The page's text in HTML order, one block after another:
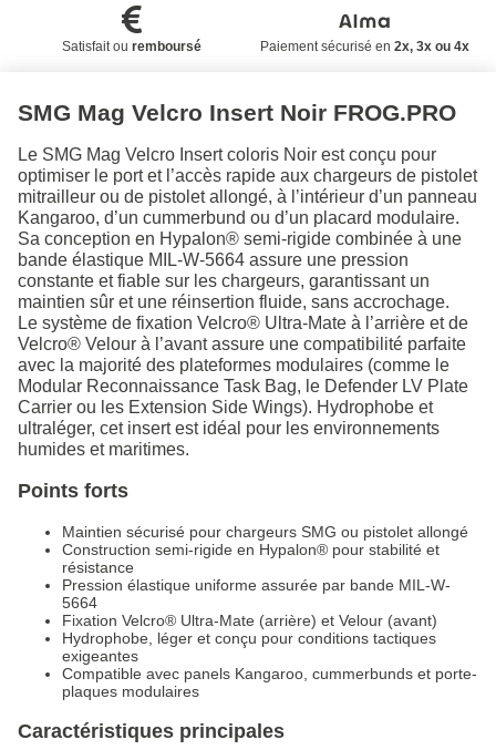
Satisfait ou remboursé Paiement sécurisé en 2x, 3x ou 4x
SMG Mag Velcro Insert Noir FROG.PRO
Le SMG Mag Velcro Insert coloris Noir est conçu pour
optimiser le port et l’accès rapide aux chargeurs de pistolet
mitrailleur ou de pistolet allongé, à l’intérieur d’un panneau
Kangaroo, d’un cummerbund ou d’un placard modulaire.
Sa conception en Hypalon® semi-rigide combinée à une
bande élastique MIL-W-5664 assure une pression
constante et fiable sur les chargeurs, garantissant un
maintien sûr et une réinsertion fluide, sans accrochage.
Le système de fixation Velcro® Ultra-Mate à l’arrière et de
Velcro® Velour à l’avant assure une compatibilité parfaite
avec la majorité des plateformes modulaires (comme le
Modular Reconnaissance Task Bag, le Defender LV Plate
Carrier ou les Extension Side Wings). Hydrophobe et
ultraléger, cet insert est idéal pour les environnements
humides et maritimes.
Points forts
Maintien sécurisé pour chargeurs SMG ou pistolet allongé
Construction semi-rigide en Hypalon® pour stabilité et
résistance
Pression élastique uniforme assurée par bande MIL-W-
5664
Fixation Velcro® Ultra-Mate (arrière) et Velour (avant)
Hydrophobe, léger et conçu pour conditions tactiques
exigeantes
Compatible avec panels Kangaroo, cummerbunds et porte-
plaques modulaires
Caractéristiques principales